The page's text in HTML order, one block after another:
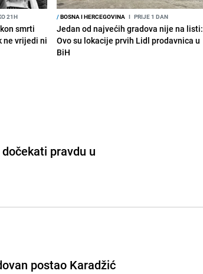
21H
smrti
ne vrijedi ni
/BOSNA I HERCEGOVINA I PRIJE 1 DAN
Jedan od najvećih gradova nije na listi:
Ovo su lokacije prvih Lidl prodavnica u
BiH
pravdu u
postao Karadžić